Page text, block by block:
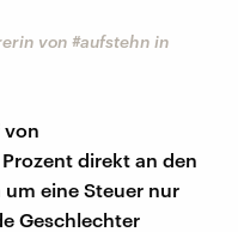
von #aufstehn in
von
direkt an den
eine Steuer nur
Geschlechter